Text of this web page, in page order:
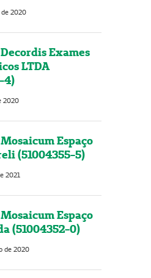
de 2020
Exames
LTDA
4)
2020
Espaço
(51004355-5)
2021
Espaço
(51004352-0)
de 2020